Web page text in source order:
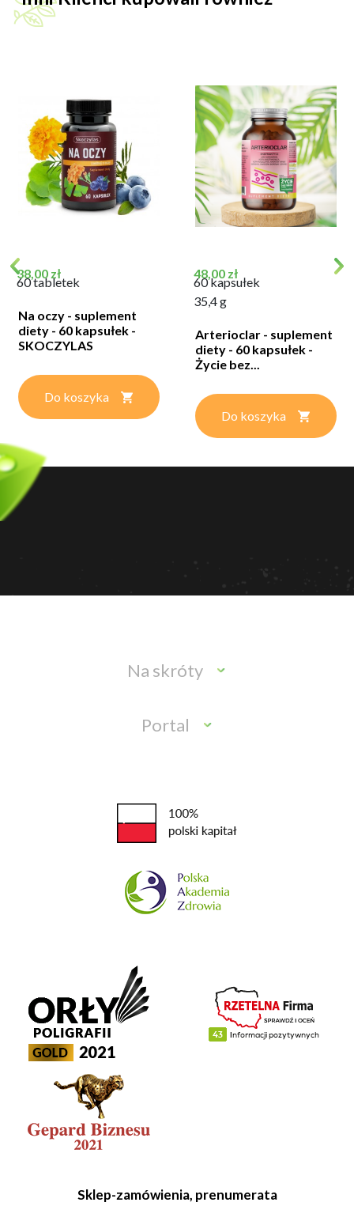
Cena
38,00 zł
60 tabletek
Na oczy - suplement
diety - 60 kapsułek -
SKOCZYLAS
Do koszyka
Cena
48,00 zł
60 kapsułek
35,4 g
Arterioclar - suplement
diety - 60 kapsułek -
Życie bez...
Do koszyka
Na skróty
Portal
Sklep-zamówienia, prenumerata